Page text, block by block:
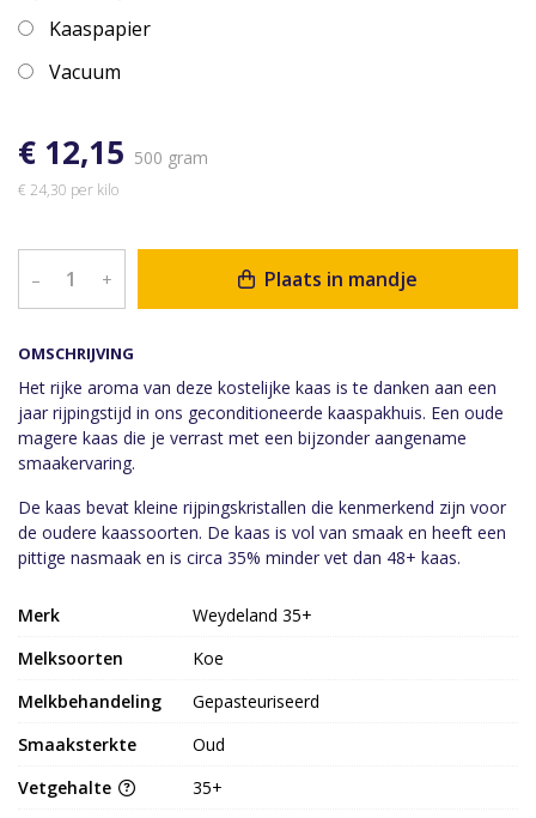
OMSCHRIJVING
Het rijke aroma van deze kostelijke kaas is te danken aan een
jaar rijpingstijd in ons geconditioneerde kaaspakhuis. Een oude
magere kaas die je verrast met een bijzonder aangename
smaakervaring.
De kaas bevat kleine rijpingskristallen die kenmerkend zijn voor
de oudere kaassoorten. De kaas is vol van smaak en heeft een
pittige nasmaak en is circa 35% minder vet dan 48+ kaas.
Kaaspapier
Vacuum
€ 12,15 500 gram
€ 24,30 per kilo
– + Plaats in mandje
Merk
Weydeland 35+
Melksoorten
Koe
Melkbehandeling
Gepasteuriseerd
Smaaksterkte
Oud
Vetgehalte
35+